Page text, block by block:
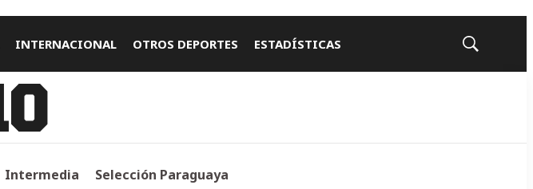
INTERNACIONAL OTROS DEPORTES ESTADÍSTICAS
Mostrar
Intermedia Selección Paraguaya